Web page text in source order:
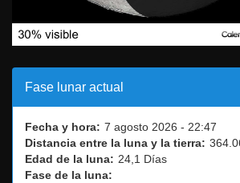
Fase lunar actual
Fecha y hora: 7 agosto 2026 - 22:47
Distancia entre la luna y la tierra:
Edad de la luna: 24,1 Días
Fase de la luna: